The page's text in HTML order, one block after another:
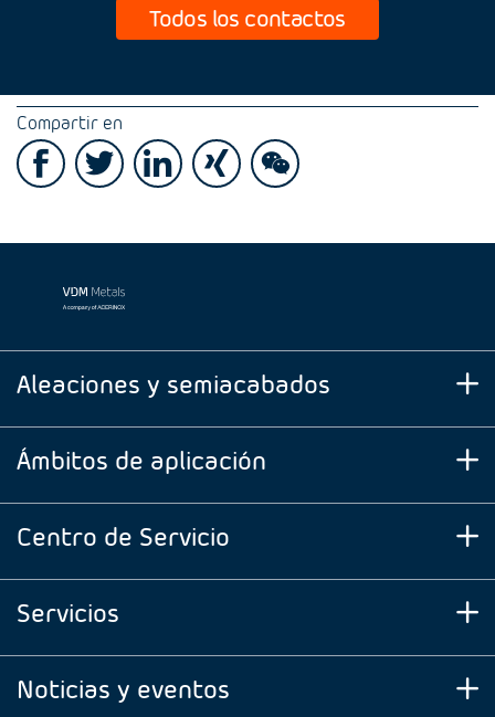
Todos los contactos
Compartir en
Aleaciones y semiacabados
Ámbitos de aplicación
Centro de Servicio
Servicios
Noticias y eventos